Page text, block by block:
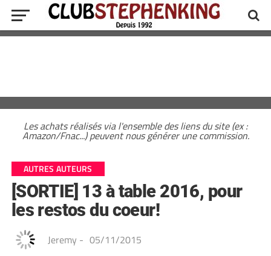
Les achats réalisés via l'ensemble des liens du site (ex :
Amazon/Fnac...) peuvent nous générer une commission.
AUTRES AUTEURS
[SORTIE] 13 à table 2016, pour
les restos du coeur!
Jeremy - 05/11/2015